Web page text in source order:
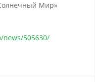
Мир»
505630/